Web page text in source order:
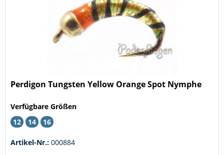
Perdigon Tungsten Yellow Orange Spot Nymphe
Verfügbare Größen
12
14 16
Artikel-Nr.: 000884